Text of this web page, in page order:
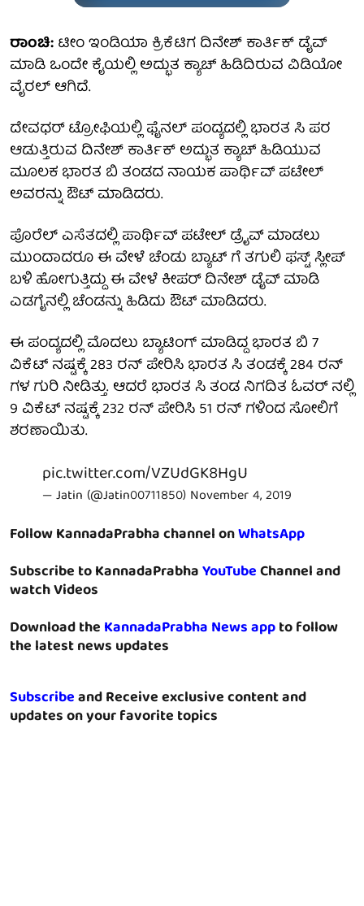
ರಾಂಚಿ:ಟೀಂ ಇಂಡಿಯಾ ಕ್ರಿಕೆಟಿಗ ದಿನೇಶ್ ಕಾರ್ತಿಕ್ ಡೈವ್
ಮಾಡಿ ಒಂದೇ ಕೈಯಲ್ಲಿ ಅದ್ಭುತ ಕ್ಯಾಚ್ ಹಿಡಿದಿರುವ ವಿಡಿಯೋ
ವೈರಲ್ ಆಗಿದೆ.
ದೇವಧರ್ ಟ್ರೋಫಿಯಲ್ಲಿ ಫೈನಲ್ ಪಂದ್ಯದಲ್ಲಿ ಭಾರತ ಸಿ ಪರ
ಆಡುತ್ತಿರುವ ದಿನೇಶ್ ಕಾರ್ತಿಕ್ ಅದ್ಭುತ ಕ್ಯಾಚ್ ಹಿಡಿಯುವ
ಮೂಲಕ ಭಾರತ ಬಿ ತಂಡದ ನಾಯಕ ಪಾರ್ಥಿವ್ ಪಟೇಲ್
ಅವರನ್ನು ಔಟ್ ಮಾಡಿದರು.
ಪೊರೆಲ್ ಎಸೆತದಲ್ಲಿ ಪಾರ್ಥಿವ್ ಪಟೇಲ್ ಡ್ರೈವ್ ಮಾಡಲು
ಮುಂದಾದರೂ ಈ ವೇಳೆ ಚೆಂಡು ಬ್ಯಾಟ್ ಗೆ ತಗುಲಿ ಫಸ್ಟ್ ಸ್ಲೀಪ್
ಬಳಿ ಹೋಗುತ್ತಿದ್ದು ಈ ವೇಳೆ ಕೀಪರ್ ದಿನೇಶ್ ಡೈವ್ ಮಾಡಿ
ಎಡಗೈನಲ್ಲಿ ಚೆಂಡನ್ನು ಹಿಡಿದು ಔಟ್ ಮಾಡಿದರು.
ಈ ಪಂದ್ಯದಲ್ಲಿ ಮೊದಲು ಬ್ಯಾಟಿಂಗ್ ಮಾಡಿದ್ದ ಭಾರತ ಬಿ 7
ವಿಕೆಟ್ ನಷ್ಟಕ್ಕೆ 283 ರನ್ ಪೇರಿಸಿ ಭಾರತ ಸಿ ತಂಡಕ್ಕೆ 284 ರನ್
ಗಳ ಗುರಿ ನೀಡಿತ್ತು. ಆದರೆ ಭಾರತ ಸಿ ತಂಡ ನಿಗದಿತ ಓವರ್ ನಲ್ಲಿ
9 ವಿಕೆಟ್ ನಷ್ಟಕ್ಕೆ 232 ರನ್ ಪೇರಿಸಿ 51 ರನ್ ಗಳಿಂದ ಸೋಲಿಗೆ
ಶರಣಾಯಿತು.
pic.twitter.com/VZUdGK8HgU
— Jatin (@Jatin00711850) November 4, 2019
Follow KannadaPrabha channel onWhatsApp
Subscribe to KannadaPrabhaYouTubeChannel and
watch Videos
Download theKannadaPrabha News appto follow
the latest news updates
Subscribeand Receive exclusive content and
updates on your favorite topics